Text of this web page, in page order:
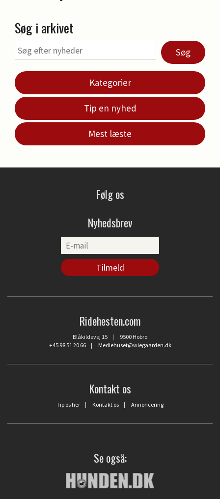
Søg i arkivet
Søg
Kategorier
Tip en nyhed
Mest læste
Følg os
Nyhedsbrev
Ridehesten.com
Blåkildevej 15 | 9500 Hobro
+45 98 51 20 66| Mediehuset@wiegaarden.dk
Kontakt os
Tip os her | Kontakt os | Annoncering
Se også: